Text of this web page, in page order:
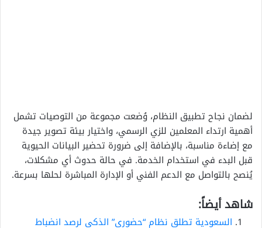
لضمان نجاح تطبيق النظام، وُضعت مجموعة من التوصيات تشمل
أهمية ارتداء المعلمين للزي الرسمي، واختيار بيئة تصوير جيدة
مع إضاءة مناسبة، بالإضافة إلى ضرورة تحضير البيانات الحيوية
قبل البدء في استخدام الخدمة. في حالة حدوث أي مشكلات،
يُنصح بالتواصل مع الدعم الفني أو الإدارة المباشرة لحلها بسرعة.
شاهد أيضاً:
السعودية تطلق نظام “حضوري” الذكي لرصد انضباط